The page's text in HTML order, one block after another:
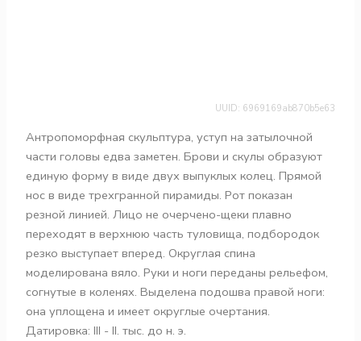
UUID: 6969169ab870b5e63
Антропоморфная скульптура, уступ на затылочной
части головы едва заметен. Брови и скулы образуют
единую форму в виде двух выпуклых колец. Прямой
нос в виде трехгранной пирамиды. Рот показан
резной линией. Лицо не очерчено-щеки плавно
переходят в верхнюю часть туловища, подбородок
резко выступает вперед. Округлая спина
моделирована вяло. Руки и ноги переданы рельефом,
согнутые в коленях. Выделена подошва правой ноги:
она уплощена и имеет округлые очертания.
Датировка: III - ІІ. тыс. до н. э.